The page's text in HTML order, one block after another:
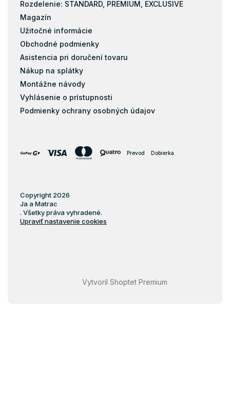
Rozdelenie: STANDARD, PREMIUM, EXCLUSIVE
Magazín
Užitočné informácie
Obchodné podmienky
Asistencia pri doručení tovaru
Nákup na splátky
Montážne návody
Vyhlásenie o prístupnosti
Podmienky ochrany osobných údajov
Prevod Dobierka
Vytvoril Shoptet Premium
Copyright 2026
Ja a Matrac
. Všetky práva vyhradené.
Upraviť nastavenie cookies